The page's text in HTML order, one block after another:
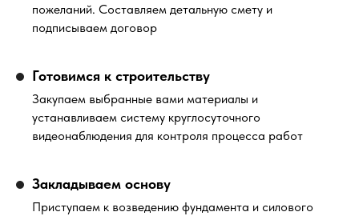
пожеланий. Составляем детальную смету и
подписываем договор
Готовимся к строительству
Закупаем выбранные вами материалы и
устанавливаем систему круглосуточного
видеонаблюдения для контроля процесса работ
Закладываем основу
Приступаем к возведению фундамента и силового